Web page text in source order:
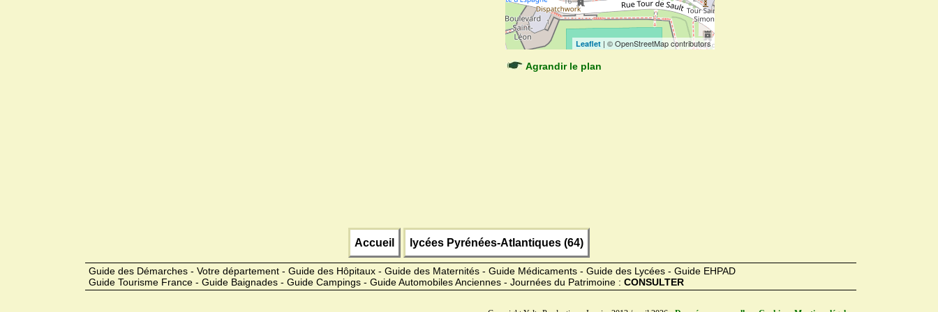
Leaflet | © OpenStreetMap contributors
Agrandir le plan
Accueil lycées Pyrénées-Atlantiques (64)
Guide des Démarches - Votre département - Guide des Hôpitaux - Guide des Maternités - Guide Médicaments - Guide des Lycées - Guide EHPAD
Guide Tourisme France - Guide Baignades - Guide Campings - Guide Automobiles Anciennes - Journées du Patrimoine : CONSULTER